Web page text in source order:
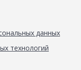
данных
технологий